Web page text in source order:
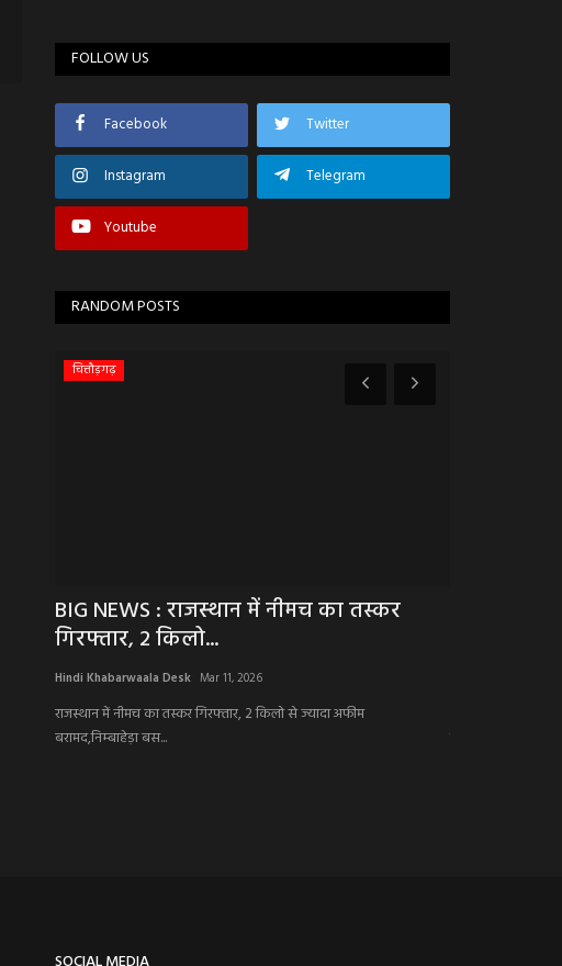
FOLLOW US
Facebook Twitter
Instagram Telegram
Youtube
RANDOM POSTS
चित्तौड़गढ़
BIG NEWS : राजस्थान में नीमच का तस्कर
गिरफ्तार, 2 किलो...
Hindi Khabarwaala Desk Mar 11, 2026
राजस्थान में नीमच का तस्कर गिरफ्तार, 2 किलो से ज्यादा अफीम
बरामद,निम्बाहेड़ा बस...